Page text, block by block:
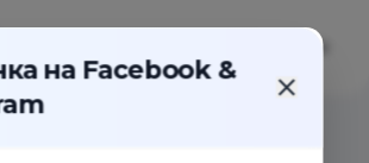
на Facebook &